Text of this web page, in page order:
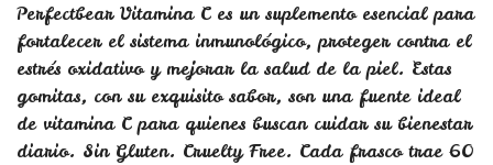
Perfectbear Vitamina C es un suplemento esencial para
fortalecer el sistema inmunológico, proteger contra el
estrés oxidativo y mejorar la salud de la piel. Estas
gomitas, con su exquisito sabor, son una fuente ideal
de vitamina C para quienes buscan cuidar su bienestar
diario. Sin Gluten. Cruelty Free. Cada frasco trae 60